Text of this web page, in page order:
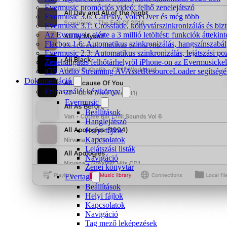
Evermusic promóciós videó: felhő zenelejátszó
Evermusic 3.6: CarPlay, VoiceOver és még több
Evermusic 3.1: Crossfade, könyvtárszinkronizálás és
Az Evermusic elérte a 3 millió letöltést: funkciók
Flacbox 1.6: Automatikus szinkronizálás,
Evermusic 2.3: Automatikus szinkronizálás, lejátszási
Zenehallgatás felhőtárhelyről iPhone-on az Evermusickel
iOS Audio Streaming AVAssetResourceLoader
Dokumentáció
Felhasználói kézikönyv
Evermusic
Beállítások
Hanglejátszó
Helyi fájlok
Kapcsolatok
Lejátszási listák
Navigáció
Zenei könyvtár
Evertag
Beállítások
Helyi fájlok
Kapcsolatok
Navigáció
Tag mező leképezések